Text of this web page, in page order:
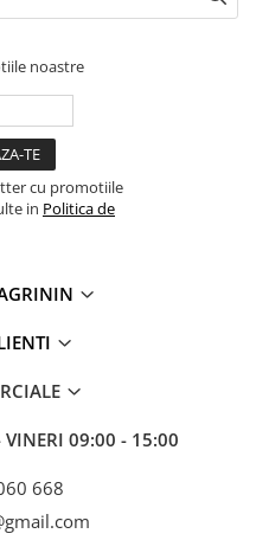
noastre
cu promotiile
in Politica de
VINERI 09:00 - 15:00
668